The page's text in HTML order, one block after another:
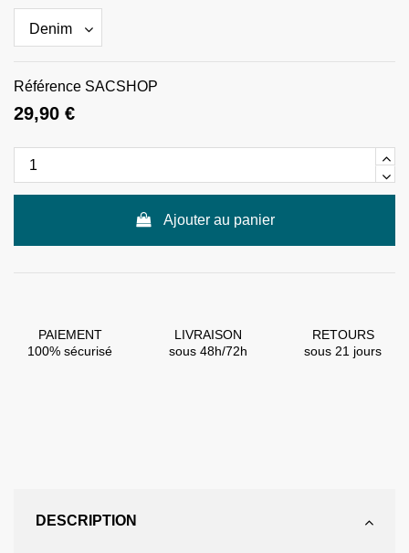
Référence SACSHOP
29,90 €
Ajouter au panier
PAIEMENT
100% sécurisé
LIVRAISON
sous 48h/72h
RETOURS
sous 21 jours
DESCRIPTION